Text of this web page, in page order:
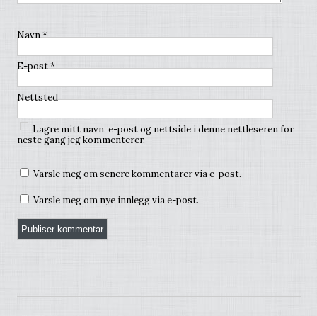
Navn*
E-post*
Nettsted
Lagre mitt navn, e-post og nettside i denne nettleseren for
neste gang jeg kommenterer.
Varsle meg om senere kommentarer via e-post.
Varsle meg om nye innlegg via e-post.